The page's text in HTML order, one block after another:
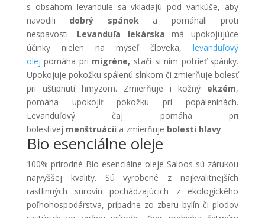
s obsahom levandule sa vkladajú pod vankúše, aby
navodili
dobrý spánok
a pomáhali proti
nespavosti.
Levanduľa lekárska
má upokojujúce
účinky nielen na myseľ človeka,
levanduľový
olej pomáha pri migréne, stačí si ním potrieť spánky.
Upokojuje pokožku spálenú slnkom či zmierňuje bolesť
pri uštipnutí hmyzom. Zmierňuje i kožný
ekzém,
pomáha upokojiť pokožku pri popáleninách.
Levanduľový čaj pomáha pri
bolestivej menštruácii a zmierňuje bolesti hlavy.
Bio esenciálne oleje
100% prírodné Bio esenciálne oleje Saloos sú zárukou
najvyššej kvality. Sú vyrobené z najkvalitnejších
rastlinných surovín pochádzajúcich z ekologického
poľnohospodárstva, prípadne zo zberu bylín či plodov